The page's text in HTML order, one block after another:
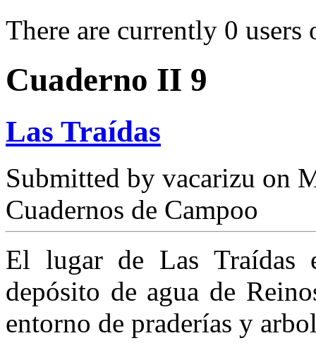
There are currently 0 users
Cuaderno II 9
Las Traídas
Submitted by vacarizu on
Cuadernos de Campoo
El lugar de Las Traídas
depósito de agua de
entorno de praderías y